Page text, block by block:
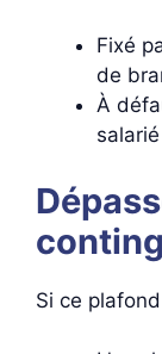
Fixé
de
À
Si ce